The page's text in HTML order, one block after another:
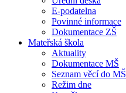
E-podatelna
Povinné informace
Dokumentace ZŠ
Mateřská škola
Aktuality
Dokumentace MŠ
Seznam věcí do MŠ
Režim dne